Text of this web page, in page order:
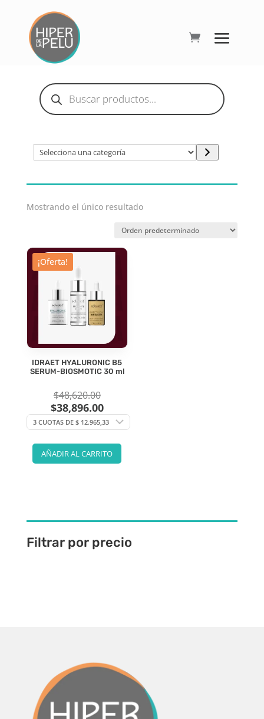
Búsqueda
de
productos
Selecciona
Mostrando el único resultado
¡Oferta!
IDRAET HYALURONIC B5
SERUM-BIOSMOTIC 30 ml
$48,620.00El
precio
original
era:
$48,620.00.
$38,896.00El
precio
actual
es:
$38,896.00.
AÑADIR AL CARRITO
Filtrar por precio